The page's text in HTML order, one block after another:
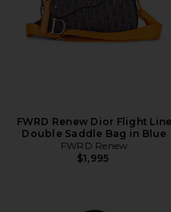
FWRD Renew Dior Flight Line
Double Saddle Bag in Blue
FWRD Renew
$1,995